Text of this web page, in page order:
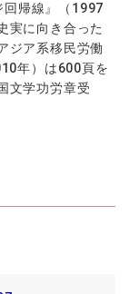
帰線』（ 1997
実に向き合った
ジア系移民労働
年） は600頁を
文学功労章受